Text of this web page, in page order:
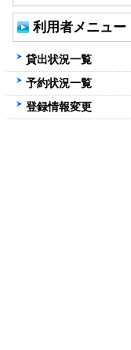
利用者メニュー
貸出状況一覧
予約状況一覧
登録情報変更